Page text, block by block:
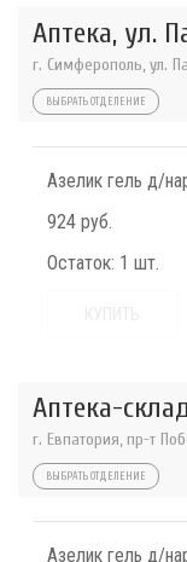
Аптека, ул.
г. Симферополь, ул.
ВЫБРАТЬ ОТДЕЛЕНИЕ
Азелик гель д/
924 руб.
Остаток: 1 шт.
Аптека-
г. Евпатория, пр-т
ВЫБРАТЬ ОТДЕЛЕНИЕ
Азелик гель д/